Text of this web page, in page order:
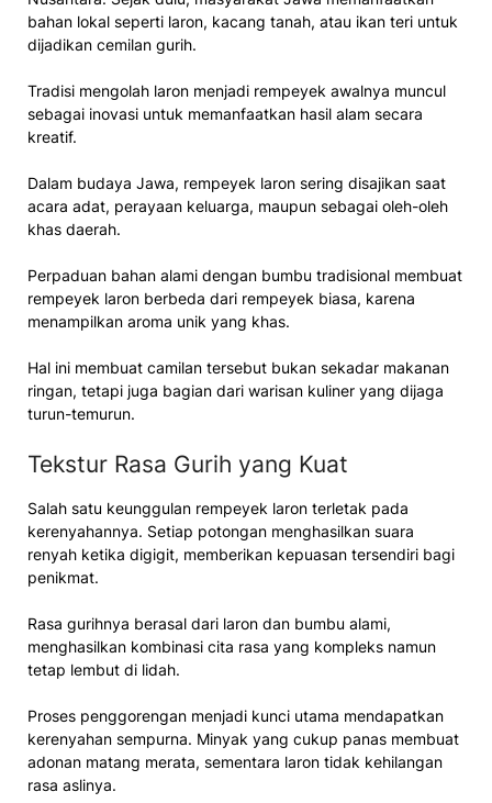
bahan lokal seperti laron, kacang tanah, atau ikan teri untuk
dijadikan cemilan gurih.
Tradisi mengolah laron menjadi rempeyek awalnya muncul
sebagai inovasi untuk memanfaatkan hasil alam secara
kreatif.
Dalam budaya Jawa, rempeyek laron sering disajikan saat
acara adat, perayaan keluarga, maupun sebagai oleh-oleh
khas daerah.
Perpaduan bahan alami dengan bumbu tradisional membuat
rempeyek laron berbeda dari rempeyek biasa, karena
menampilkan aroma unik yang khas.
Hal ini membuat camilan tersebut bukan sekadar makanan
ringan, tetapi juga bagian dari warisan kuliner yang dijaga
turun-temurun.
Tekstur Rasa Gurih yang Kuat
Salah satu keunggulan rempeyek laron terletak pada
kerenyahannya. Setiap potongan menghasilkan suara
renyah ketika digigit, memberikan kepuasan tersendiri bagi
penikmat.
Rasa gurihnya berasal dari laron dan bumbu alami,
menghasilkan kombinasi cita rasa yang kompleks namun
tetap lembut di lidah.
Proses penggorengan menjadi kunci utama mendapatkan
kerenyahan sempurna. Minyak yang cukup panas membuat
adonan matang merata, sementara laron tidak kehilangan
rasa aslinya.